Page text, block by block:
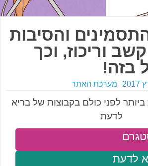
והסיבות
וריכוז, וכך
בזה!
מערכת האתר
לפני כולם בקבוצות של בריא
לדעת
לדעת